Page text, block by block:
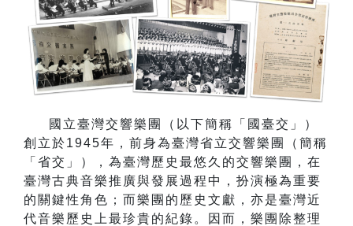
國立臺灣交響樂團（以下簡稱「國臺交」）
創立於1945年，前身為臺灣省立交響樂團（簡稱
「省交」），為臺灣歷史最悠久的交響樂團，在
臺灣古典音樂推廣與發展過程中，扮演極為重要
的關鍵性角色；而樂團的歷史文獻，亦是臺灣近
代音樂歷史上最珍貴的紀錄。因而，樂團除整理